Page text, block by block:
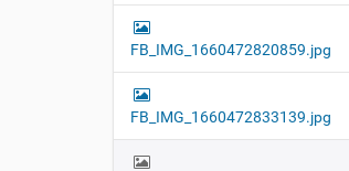
FB_IMG_1660472820859.jpg
FB_IMG_1660472833139.jpg